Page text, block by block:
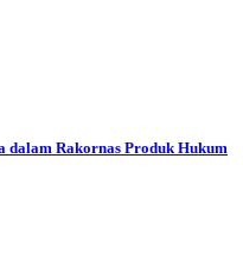
dalam Rakornas Produk Hukum